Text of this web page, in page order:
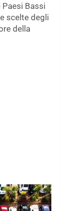
Paesi Bassi
scelte degli
della